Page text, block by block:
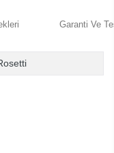
Garanti Ve